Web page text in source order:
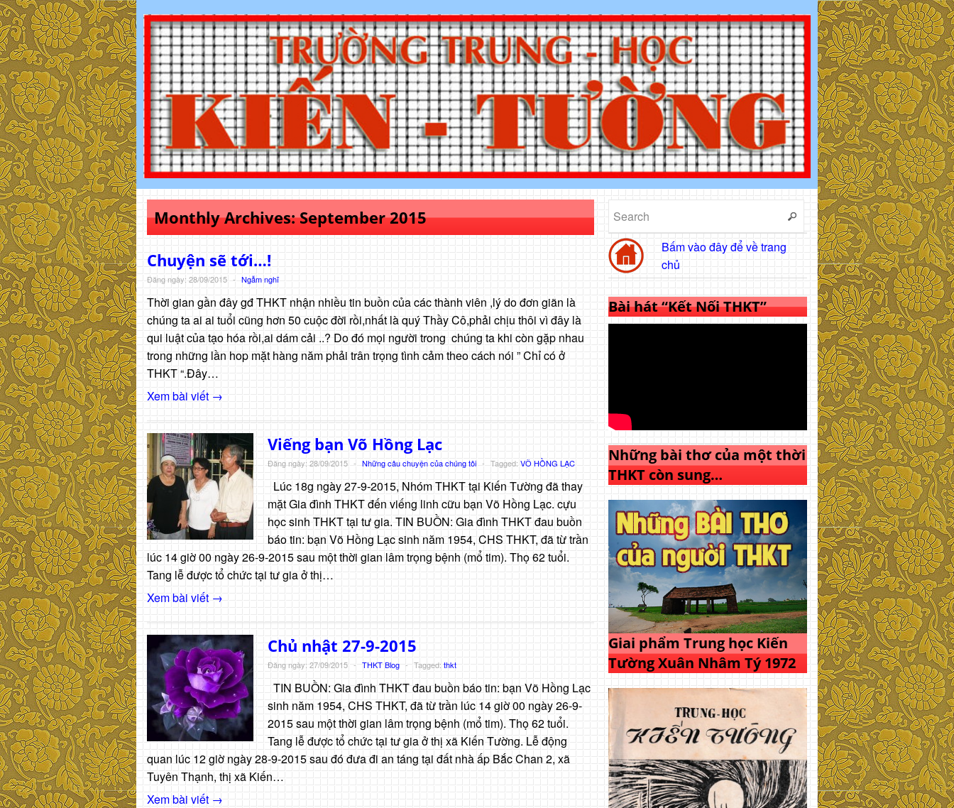
Monthly Archives:September 2015
Chuyện sẽ tới…!
Đăng ngày: 28/09/2015 - Ngẫm nghĩ
Thời gian gần đây gđ THKT nhận nhiều tin buồn của các thành viên ,lý do đơn giãn là
chúng ta ai ai tuổi cũng hơn 50 cuộc đời rồi,nhất là quý Thầy Cô,phải chịu thôi vì đây là
qui luật của tạo hóa rồi,ai dám cải ..? Do đó mọi người trong chúng ta khi còn gặp nhau
trong những lần hop mặt hàng năm phải trân trọng tình cảm theo cách nói ” Chỉ có ở
THKT “.Đây…
Xem bài viết →
Viếng bạn Võ Hồng Lạc
Đăng ngày: 28/09/2015 - Những câu chuyện của chúng tôi - Tagged: VÕ HỒNG LẠC
Lúc 18g ngày 27-9-2015, Nhóm THKT tại Kiến Tường đã thay
mặt Gia đình THKT đến viếng linh cữu bạn Võ Hồng Lạc. cựu
học sinh THKT tại tư gia. TIN BUỒN: Gia đình THKT đau buồn
báo tin: bạn Võ Hồng Lạc sinh năm 1954, CHS THKT, đã từ trần
lúc 14 giờ 00 ngày 26-9-2015 sau một thời gian lâm trọng bệnh (mổ tim). Thọ 62 tuổi.
Tang lễ được tổ chức tại tư gia ở thị…
Xem bài viết →
Chủ nhật 27-9-2015
Đăng ngày: 27/09/2015 - THKT Blog - Tagged:thkt
TIN BUỒN: Gia đình THKT đau buồn báo tin: bạn Võ Hồng Lạc
sinh năm 1954, CHS THKT, đã từ trần lúc 14 giờ 00 ngày 26-9-
2015 sau một thời gian lâm trọng bệnh (mổ tim). Thọ 62 tuổi.
Tang lễ được tổ chức tại tư gia ở thị xã Kiến Tường. Lễ động
quan lúc 12 giờ ngày 28-9-2015 sau đó đưa đi an táng tại đất nhà ấp Bắc Chan 2, xã
Tuyên Thạnh, thị xã Kiến…
Xem bài viết →
Bấm vào đây để về trang
chủ
Bài hát “Kết Nối THKT”
Những bài thơ của một thời
THKT còn sung…
Giai phẩm Trung học Kiến
Tường Xuân Nhâm Tý 1972